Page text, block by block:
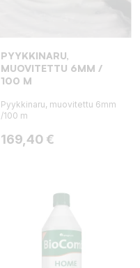
PYYKKINARU,
MUOVITETTU 6MM /
100 M
Pyykkinaru, muovitettu 6mm
/100 m
Hinta
169,40 €